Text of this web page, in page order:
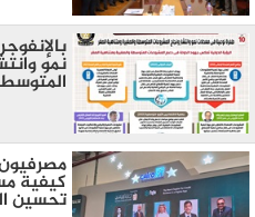
نمو
كيفية
تحسين